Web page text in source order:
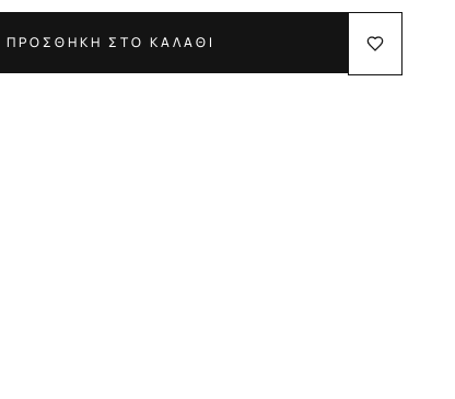
ΠΡΟΣΘΗΚΗ ΣΤΟ ΚΑΛΑΘΙ